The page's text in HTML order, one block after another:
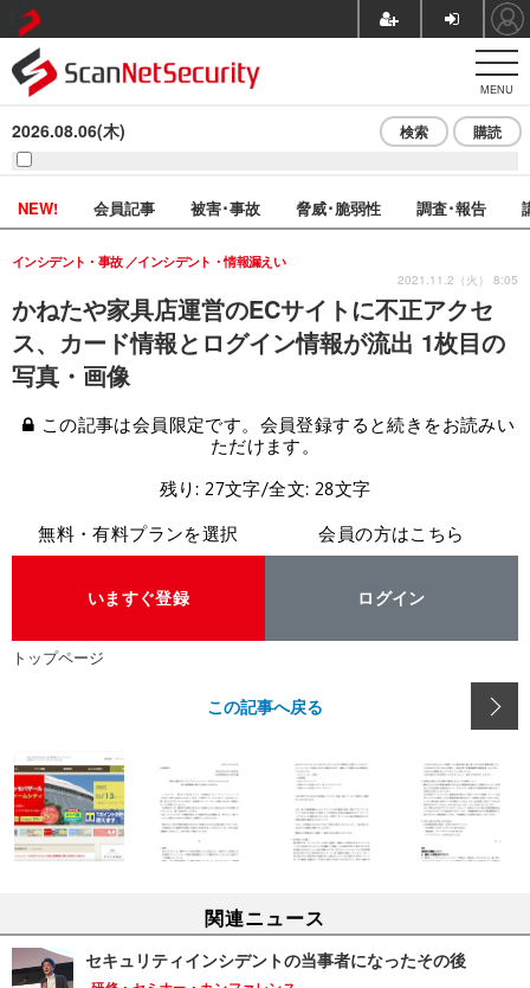
MENU
2026.08.06(木) 検索 購読
NEW! 会員記事 被害･事故 脅威･脆弱性 調査･報告
かねたや家具店運営のECサイトに不正アクセ
ス、カード情報とログイン情報が流出 1枚目の
写真・画像
インシデント・事故 インシデント・情報漏えい
2021.11.2（火） 8:05
この記事は会員限定です。会員登録すると続きをお読みい
ただけます。
残り: 27文字/全文: 28文字
無料・有料プランを選択
いますぐ登録
会員の方はこちら
ログイン
トップページ
この記事へ戻る
関連ニュース
セキュリティインシデントの当事者になったその後